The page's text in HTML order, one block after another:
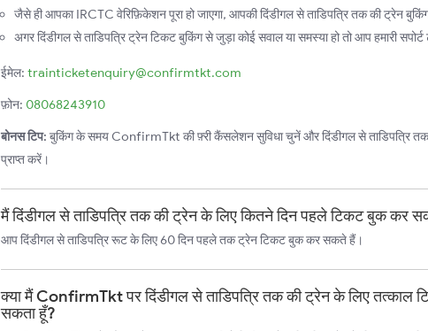
जैसे ही आपका IRCTC वेरिफ़िकेशन पूरा हो जाएगा, आपकी दिंडीगल से ताडिपत्रि तक की ट्रेन बुकिंग
अगर दिंडीगल से ताडिपत्रि ट्रेन टिकट बुकिंग से जुड़ा कोई सवाल या समस्या हो तो आप हमारी
ईमेल: trainticketenquiry@confirmtkt.com
फ़ोन: 08068243910
बोनस टिप: बुकिंग के समय ConfirmTkt की फ़्री कैंसलेशन सुविधा चुनें और दिंडीगल से ताडिपत्रि तक
प्राप्त करें।
मैं दिंडीगल से ताडिपत्रि तक की ट्रेन के लिए कितने दिन पहले टिकट बुक कर
आप दिंडीगल से ताडिपत्रि रूट के लिए 60 दिन पहले तक ट्रेन टिकट बुक कर सकते हैं।
क्या मैं ConfirmTkt पर दिंडीगल से ताडिपत्रि तक की ट्रेन के लिए तत्काल
सकता हूँ?